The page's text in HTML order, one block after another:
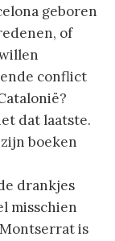
geboren
of
conflict
dat laatste.
boeken
drankjes
misschien
is